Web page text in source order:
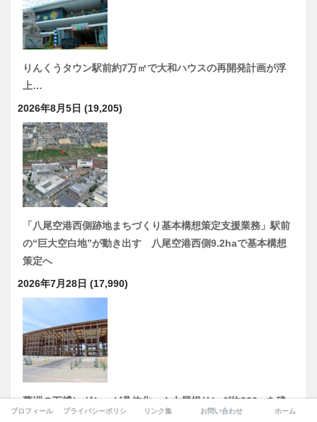
りんくうタウン駅前約7万㎡で大和ハウスの再開発計画が浮
上…
2026年8月5日 (19,205)
「八尾空港西側跡地まちづくり基本構想策定支援業務」駅前
の“巨大空白地”が動き出す 八尾空港西側9.2haで基本構想
策定へ
2026年7月28日 (17,990)
夢洲の万博レガシーが具体化へ！大屋根リング約200mを残
置、記念公園・記念館の基本計画策定を開始
プロフィール プライバシーポリシー リンク集 お問い合わせ ホーム